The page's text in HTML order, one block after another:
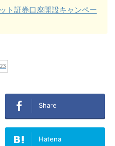
ト証券口座開設キャンペー
Share
Hatena